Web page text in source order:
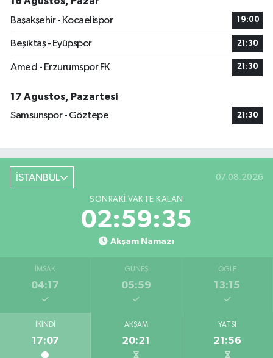
Başakşehir - Kocaelispor
19:00
Beşiktaş - Eyüpspor 21:30
Amed - Erzurumspor FK 21:30
17 Ağustos, Pazartesi
Samsunspor - Göztepe
21:30
İSTANBUL 07.08.2026
SONRAKI VAKTE KALAN
02:59:35
Akşam Namazı
İMSAK
04:17
GÜNEŞ
05:59
ÖĞLE
13:15
İKINDI
17:07
AKŞAM
20:21
YATSI
21:56